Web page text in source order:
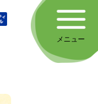
メニュー